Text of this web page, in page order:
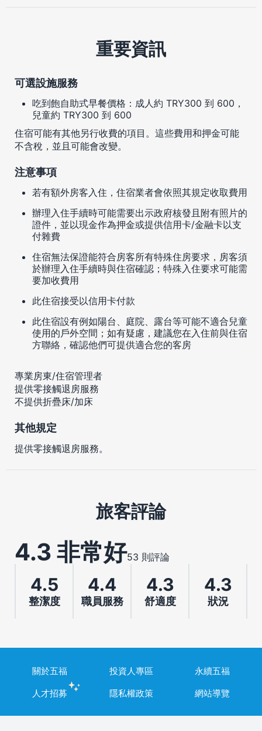
重要資訊
可選設施服務
吃到飽自助式早餐價格：成人約 TRY300 到 600，
兒童約 TRY300 到 600
住宿可能有其他另行收費的項目。這些費用和押金可能
不含稅，並且可能會改變。
注意事項
若有額外房客入住，住宿業者會依照其規定收取費用
辦理入住手續時可能需要出示政府核發且附有照片的
證件，並以現金作為押金或提供信用卡/金融卡以支
付雜費
住宿無法保證能符合房客所有特殊住房要求，房客須
於辦理入住手續時與住宿確認；特殊入住要求可能需
要加收費用
此住宿接受以信用卡付款
此住宿設有例如陽台、庭院、露台等可能不適合兒童
使用的戶外空間；如有疑慮，建議您在入住前與住宿
方聯絡，確認他們可提供適合您的客房
專業房東/住宿管理者
提供零接觸退房服務
不提供折疊床/加床
其他規定
提供零接觸退房服務。
旅客評論
4.3 非常好53 則評論
4.5
整潔度
4.4
職員服務
4.3
舒適度
4.3
狀況
關於五福 投資人專區
永續五福
人才招募
隱私權政策 網站導覽